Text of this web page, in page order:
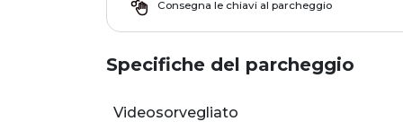
Consegna le chiavi al parcheggio
Specifiche del parcheggio
Videosorvegliato